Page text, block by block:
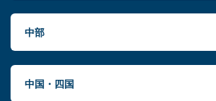
中部
中国・四国